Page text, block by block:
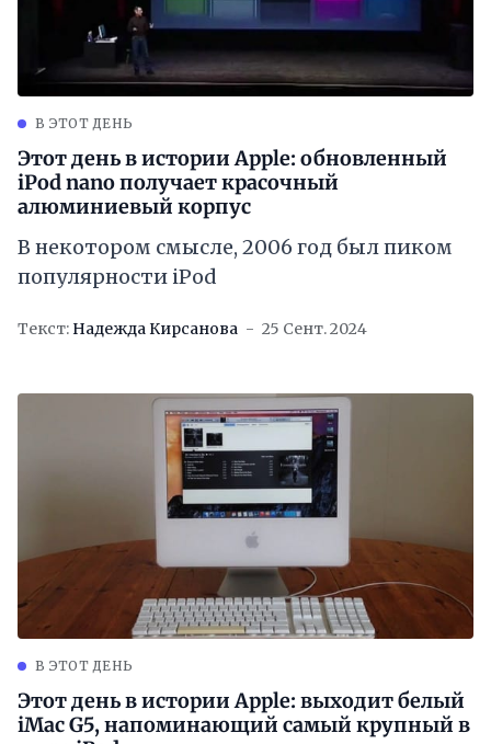
В ЭТОТ ДЕНЬ
Этот день в истории Apple: обновленный
iPod nano получает красочный
алюминиевый корпус
В некотором смысле, 2006 год был пиком
популярности iPod
Текст: Надежда Кирсанова 25 Сент. 2024
В ЭТОТ ДЕНЬ
Этот день в истории Apple: выходит белый
iMac G5, напоминающий самый крупный в